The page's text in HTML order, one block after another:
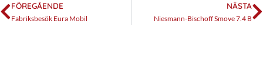
FÖREGÅENDE
Fabriksbesök Eura Mobil
NÄSTA
Niesmann-Bischoff Smove 7.4 B